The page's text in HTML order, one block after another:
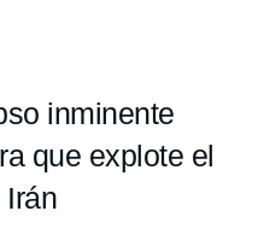
inminente
que explote el
Irán